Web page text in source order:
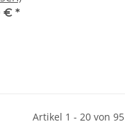
€ *
Artikel 1 - 20 von 95